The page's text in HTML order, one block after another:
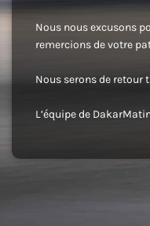
Nous nous excusons
remercions de votre
Nous serons de retour
L’équipe de